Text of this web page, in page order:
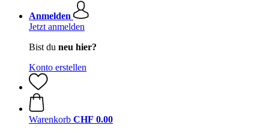
Anmelden
Jetzt anmelden
Bist du neu hier?
Konto erstellen
Warenkorb CHF 0.00